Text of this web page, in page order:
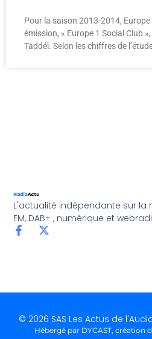
Pour la saison 2013-2014,
émission, « Europe 1 Social Club
Taddéï. Selon les chiffres de
L'actualité indépendante sur la
FM, DAB+ , numérique et
© 2026 SAS Les Actus de
Hébergé par DYCAST, création